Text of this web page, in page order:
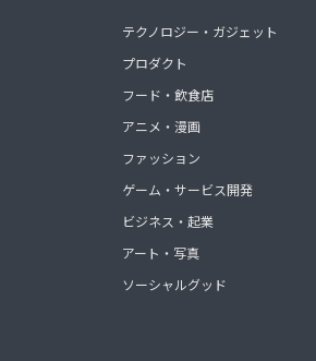
テクノロジー・ガジェット
プロダクト
フード・飲食店
アニメ・漫画
ファッション
ゲーム・サービス開発
ビジネス・起業
アート・写真
ソーシャルグッド